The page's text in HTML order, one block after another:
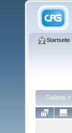
Startseite
Galerie >